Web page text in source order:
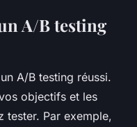
A/B testing
A/B testing réussi.
objectifs et les
tester. Par exemple,